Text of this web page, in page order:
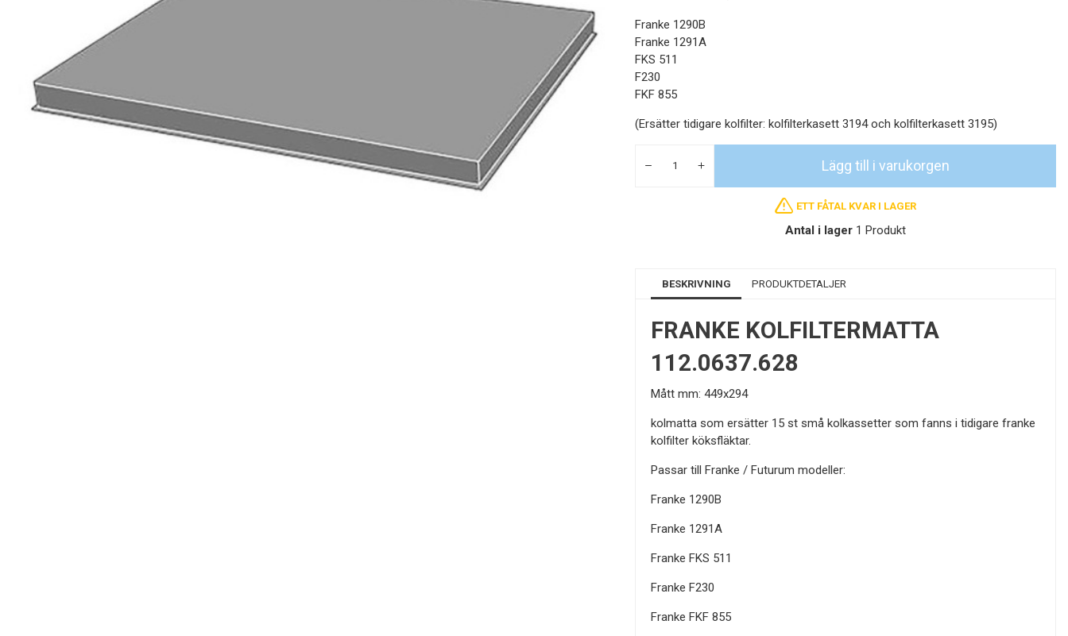
Franke 1290B
Franke 1291A
FKS 511
F230
FKF 855
(Ersätter tidigare kolfilter: kolfilterkasett 3194 och kolfilterkasett 3195)
Lägg till i varukorgen
ETT FÅTAL KVAR I LAGER
Antal i lager 1 Produkt
BESKRIVNING PRODUKTDETALJER
FRANKE KOLFILTERMATTA
112.0637.628
Mått mm: 449x294
kolmatta som ersätter 15 st små kolkassetter som fanns i tidigare franke
kolfilter köksfläktar.
Passar till Franke / Futurum modeller:
Franke 1290B
Franke 1291A
Franke FKS 511
Franke F230
Franke FKF 855